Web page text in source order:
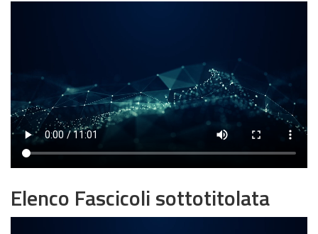
Elenco Fascicoli sottotitolata